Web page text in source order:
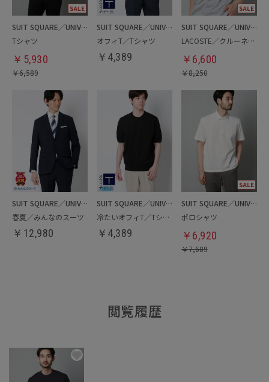
SUIT SQUARE／UNIVERSAL LANGUAGE
Tシャツ
￥ 5,930
￥6,589
SUIT SQUARE／UNIVERSAL LANGUAGE
オフィT／Tシャツ
￥ 4,389
SUIT SQUARE／UNIVERSAL LANGUAGE
LACOSTE／クルーネックTシャツ
￥ 6,600
￥8,250
SUIT SQUARE／UNIVERSAL LANGUAGE
春夏／みんなのスーツ
￥ 12,980
SUIT SQUARE／UNIVERSAL LANGUAGE
冷たいオフィT／Tシャツ
￥ 4,389
SUIT SQUARE／UNIVERSAL LANGUAGE
ポロシャツ
￥ 6,920
￥7,689
閲覧履歴